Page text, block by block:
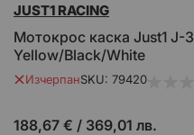
към
на
галерия
със
снимки
Mотокрос каска Just1 J-
Yellow/Black/White
JUST1 RACING
ИзчерпанSKU 79420
188,67 € / 369,01 лв.